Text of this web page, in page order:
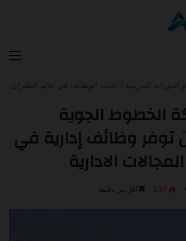
الخطوط الجوية
توفر وظائف إدارية في
الادارية
537 أقل من دقيقة